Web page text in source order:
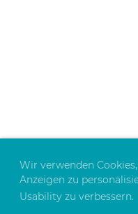
Wir verwenden
Anzeigen zu
Usability zu verbessern.